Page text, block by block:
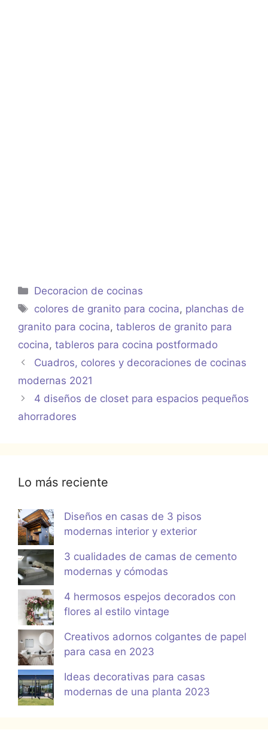
Categorías
Decoracion de cocinas
Etiquetas
colores de granito para cocina, planchas de
granito para cocina, tableros de granito para
cocina, tableros para cocina postformado
Cuadros, colores y decoraciones de cocinas
modernas 2021
4 diseños de closet para espacios pequeños
ahorradores
Lo más reciente
Diseños en casas de 3 pisos
modernas interior y exterior
3 cualidades de camas de cemento
modernas y cómodas
4 hermosos espejos decorados con
flores al estilo vintage
Creativos adornos colgantes de papel
para casa en 2023
Ideas decorativas para casas
modernas de una planta 2023